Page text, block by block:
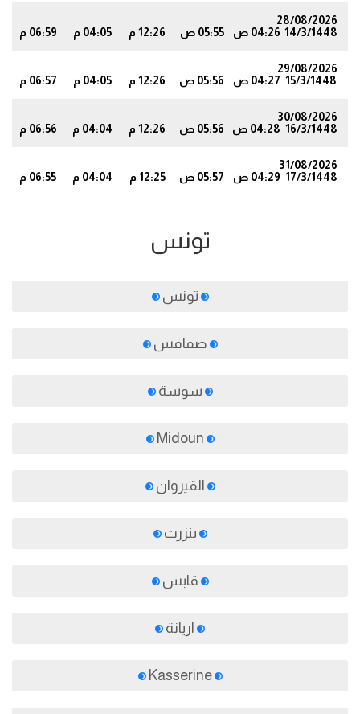
28/08/2026
14/3/1448 04:26 ص 05:55 ص 12:26 م 04:05 م 06:59 م
29/08/2026
15/3/1448 04:27 ص 05:56 ص 12:26 م 04:05 م 06:57 م
30/08/2026
16/3/1448 04:28 ص 05:56 ص 12:26 م 04:04 م 06:56 م
31/08/2026
17/3/1448 04:29 ص 05:57 ص 12:25 م 04:04 م 06:55 م
تونس
تونس
صفاقس
سوسة
القيروان
بنزرت
قابس
اريانة
Kasserine